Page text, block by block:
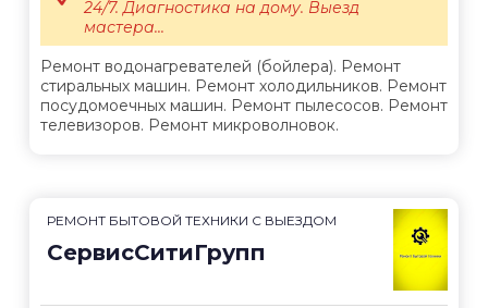
Ремонт водонагревателей (бойлера). Ремонт
стиральных машин. Ремонт холодильников. Ремонт
посудомоечных машин. Ремонт пылесосов. Ремонт
телевизоров. Ремонт микроволновок.
24/7. Диагностика на дому. Выезд
мастера...
РЕМОНТ БЫТОВОЙ ТЕХНИКИ С ВЫЕЗДОМ
СервисСитиГрупп